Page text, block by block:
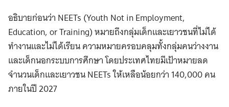
อธิบายก่อนว่า NEETs (Youth Not in Employment,
Education, or Training) หมายถึงกลุ่มเด็กและเยาวชนที่ไม่ได้
ทำงานและไม่ได้เรียน ความหมายครอบคลุมทั้งกลุ่มคนว่างงาน
และเด็กนอกระบบการศึกษา โดยประเทศไทยมีเป้าหมายลด
จำนวนเด็กและเยาวชน NEETs ให้เหลือน้อยกว่า 140,000 คน
ภายในปี 2027